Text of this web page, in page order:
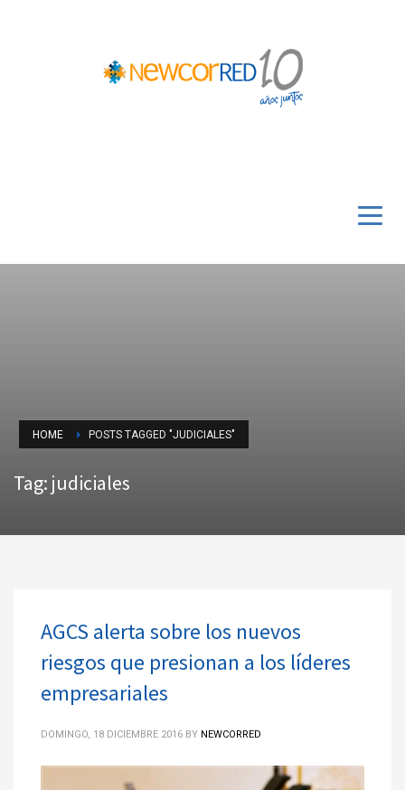
HOME POSTS TAGGED "JUDICIALES"
Tag: judiciales
AGCS alerta sobre los nuevos
riesgos que presionan a los líderes
empresariales
DOMINGO, 18 DICIEMBRE 2016 BY NEWCORRED